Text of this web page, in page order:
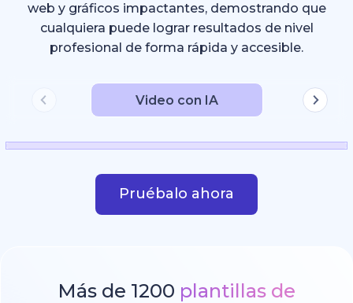
web y gráficos impactantes, demostrando que
cualquiera puede lograr resultados de nivel
profesional de forma rápida y accesible.
Video con IA
Pruébalo ahora
Más de 1200 plantillas de